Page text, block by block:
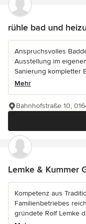
rühle bad und
Anspruchsvolles
Ausstellung im
Sanierung kompletter
Mehr
Bahnhofstraße 10,
Lemke & Kummer
Kompetenz aus
Familienbetriebes
gründete Rolf Lemke